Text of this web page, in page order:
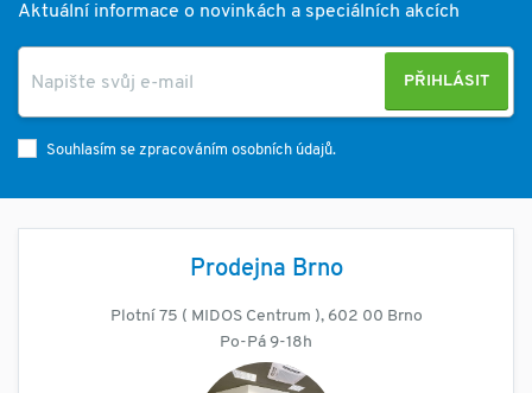
Aktuální informace o novinkách a speciálních akcích
PŘIHLÁSIT
Souhlasím se zpracováním osobních údajů.
Prodejna Brno
Plotní 75 ( MIDOS Centrum ), 602 00 Brno
Po-Pá 9-18h